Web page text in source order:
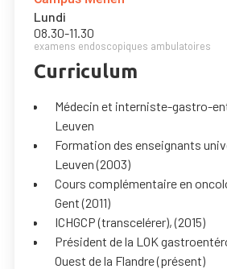
Lundi
08.30-11.30
examens endoscopiques ambulatoires
Curriculum
Médecin et interniste-gastro-
Leuven
Formation des enseignants
Leuven (2003)
Cours complémentaire en
Gent (2011)
ICHGCP (transcelérer), (2015)
Président de la LOK
Ouest de la Flandre (présent)